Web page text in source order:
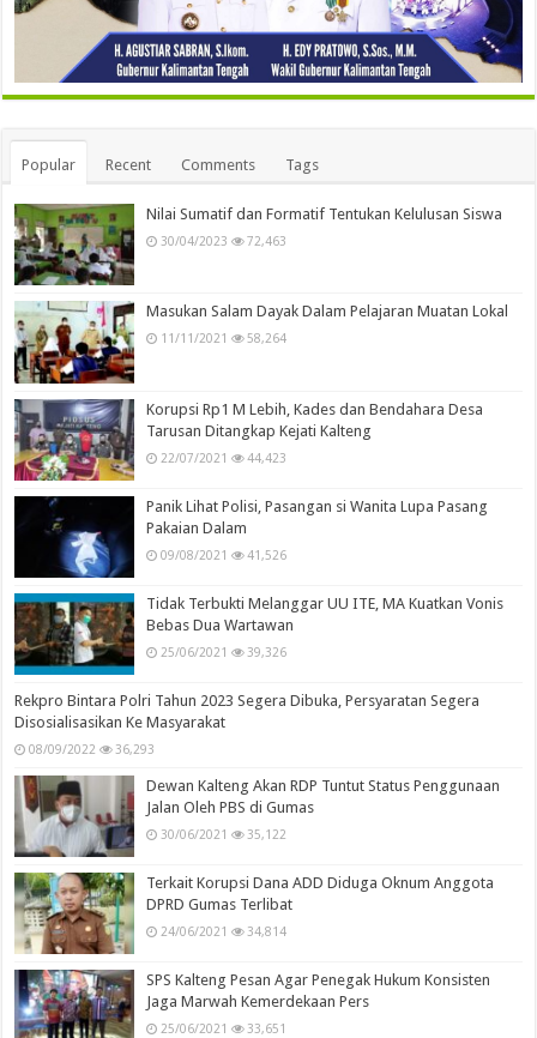
Popular Recent Comments Tags
Nilai Sumatif dan Formatif Tentukan Kelulusan Siswa
30/04/2023 72,463
Masukan Salam Dayak Dalam Pelajaran Muatan Lokal
11/11/2021 58,264
Korupsi Rp1 M Lebih, Kades dan Bendahara Desa
Tarusan Ditangkap Kejati Kalteng
22/07/2021 44,423
Panik Lihat Polisi, Pasangan si Wanita Lupa Pasang
Pakaian Dalam
09/08/2021 41,526
Tidak Terbukti Melanggar UU ITE, MA Kuatkan Vonis
Bebas Dua Wartawan
25/06/2021 39,326
Rekpro Bintara Polri Tahun 2023 Segera Dibuka, Persyaratan Segera
Disosialisasikan Ke Masyarakat
08/09/2022 36,293
Dewan Kalteng Akan RDP Tuntut Status Penggunaan
Jalan Oleh PBS di Gumas
30/06/2021 35,122
Terkait Korupsi Dana ADD Diduga Oknum Anggota
DPRD Gumas Terlibat
24/06/2021 34,814
SPS Kalteng Pesan Agar Penegak Hukum Konsisten
Jaga Marwah Kemerdekaan Pers
25/06/2021 33,651